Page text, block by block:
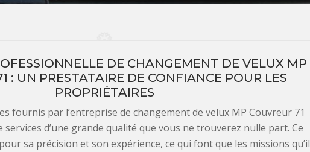
DE CHANGEMENT DE VELUX MP
: UN PRESTATAIRE DE CONFIANCE POUR LES
PROPRIÉTAIRES
fournis par l’entreprise de changement de velux MP Couvreur 71
d’une grande qualité que vous ne trouverez nulle part. Ce
sa précision et son expérience, ce qui font que les missions qu’il